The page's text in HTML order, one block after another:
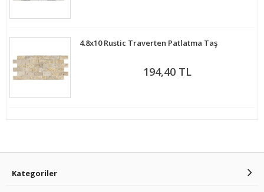
4.8x10 Rustic Traverten Patlatma Taş
194,40 TL
Kategoriler